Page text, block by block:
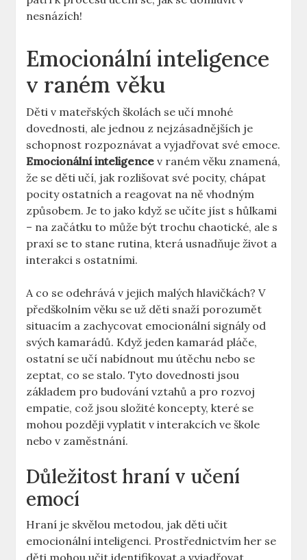
nesnázích!
Emocionální inteligence
v‍ raném věku
Děti v ⁣mateřských ‍školách se učí mnohé
dovednosti, ale jednou z‍ nejzásadnějších je
schopnost rozpoznávat a vyjadřovat své emoce.
Emocionální inteligence v​ raném věku znamená,
že se děti‌ učí, jak rozlišovat své pocity, chápat
pocity ​ostatních a reagovat na ně vhodným
způsobem.⁢ Je to jako když⁤ se učíte jíst s hůlkami
–⁤ na začátku to ⁢může být trochu chaotické, ale s
praxí se to stane rutina, která usnadňuje život a
interakci s ostatními.
A co se odehrává v jejich malých hlavičkách? ⁣V
předškolním věku se už děti snaží porozumět
situacím a zachycovat emocionální signály od
svých kamarádů. Když jeden kamarád pláče,⁢
ostatní se učí nabídnout mu útěchu nebo se
zeptat, ‍co se stalo. Tyto dovednosti jsou
základem pro budování vztahů a pro⁤ rozvoj
empatie, což jsou složité koncepty, které se
⁤mohou později vyplatit v interakcích ve škole
nebo ⁣v​ zaměstnání.
Důležitost hraní v učení
emocí
Hraní je skvělou metodou, jak děti učit
emocionální inteligenci. Prostřednictvím her ‌se